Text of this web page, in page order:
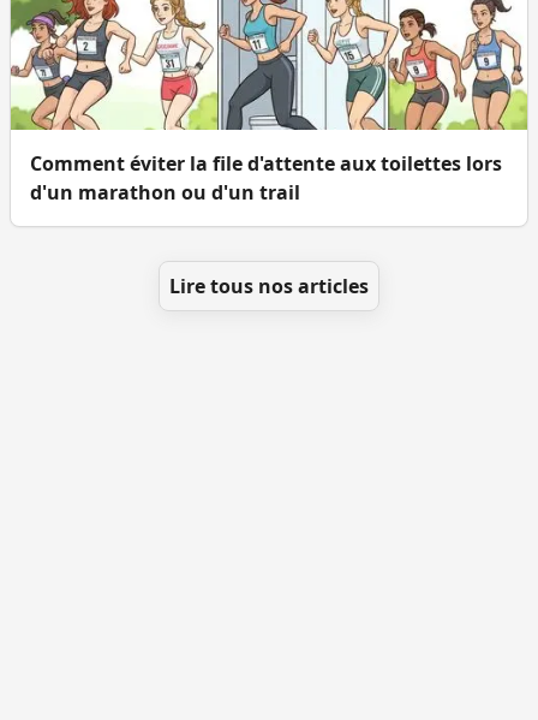
Comment éviter la file d'attente aux toilettes lors
d'un marathon ou d'un trail
Lire tous nos articles